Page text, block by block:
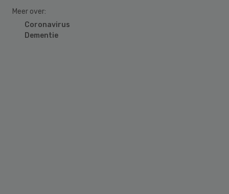
Meer over:
Coronavirus
Dementie